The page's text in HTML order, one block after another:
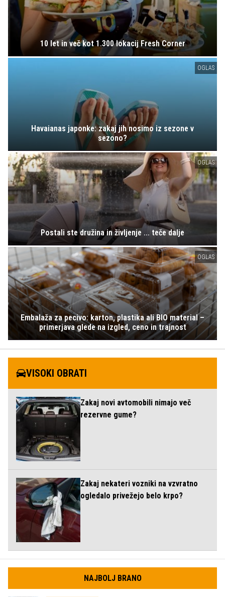
10 let in več kot 1.300 lokacij Fresh Corner
OGLAS
Havaianas japonke: zakaj jih nosimo iz sezone v
sezono?
OGLAS
Postali ste družina in življenje ... teče dalje
OGLAS
Embalaža za pecivo: karton, plastika ali BIO material –
primerjava glede na izgled, ceno in trajnost
VISOKI OBRATI
Zakaj novi avtomobili nimajo več
rezervne gume?
Zakaj nekateri vozniki na vzvratno
ogledalo privežejo belo krpo?
NAJBOLJ BRANO